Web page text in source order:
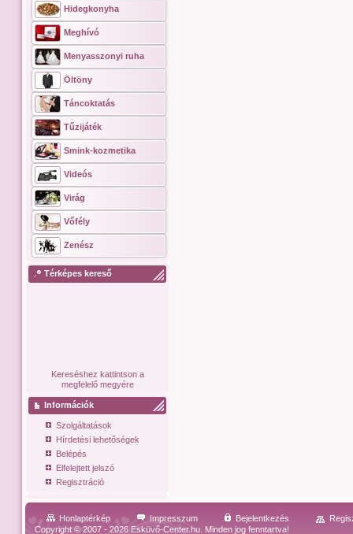
Hidegkonyha
Meghívó
Menyasszonyi ruha
Öltöny
Táncoktatás
Tűzijáték
Smink-kozmetika
Videós
Virág
Vőfély
Zenész
Térképes kereső
Kereséshez kattintson a
megfelelő megyére
Információk
Szolgáltatások
Hírdetési lehetőségek
Belépés
Elfelejtett jelszó
Regisztráció
Honlaptérkép Impresszum Bejelentkezés
Copyright © 2007 - 2026 Esküvő-Center.hu. Minden jog fenntartva!